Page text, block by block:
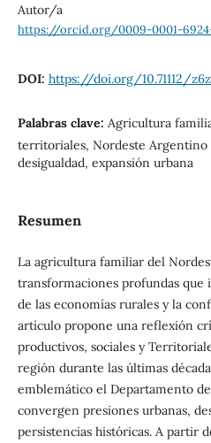
Autor/a
https://orcid.org/0009-0001-
DOI: https://doi.org/10.71112/
Palabras clave: Agricultura
territoriales, Nordeste Argentino
desigualdad, expansión urbana
Resumen
La agricultura familiar del
transformaciones profundas
de las economías rurales y la
artículo propone una reflexión
productivos, sociales y
región durante las últimas
emblemático el Departamento
convergen presiones urbanas,
persistencias históricas. A partir